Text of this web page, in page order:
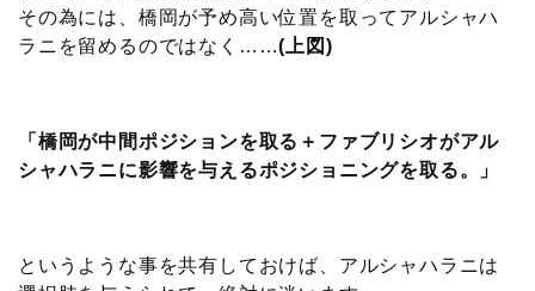
その為には、橋岡が予め高い位置を取ってアルシャハ
ラニを留めるのではなく……(上図)
「橋岡が中間ポジションを取る＋ファブリシオがアル
シャハラニに影響を与えるポジショニングを取る。」
というような事を共有しておけば、アルシャハラニは